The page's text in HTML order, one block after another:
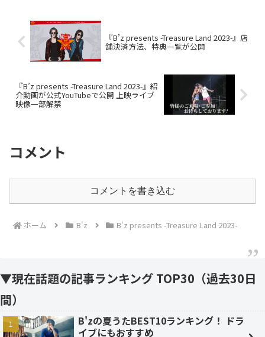
『B’z presents -Treasure Land 2023-』店
舗決済方法、特典一覧が公開
『B’z presents -Treasure Land 2023-』紹
介動画が公式YouTubeで公開 上映ライブ
映像一部解禁
コメント
コメントを書き込む
ホーム B'z B’z presents -Treasure Land 2023-
▼現在話題の記事ランキング TOP30（過去30日
間）
B'zの夏うたBEST10ランキング！ ドラ
イブにもおすすめ